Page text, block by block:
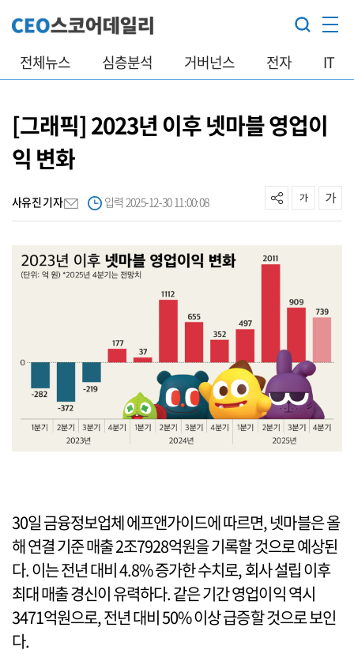
전체뉴스 심층분석 거버넌스 전자 IT
[그래픽] 2023년 이후 넷마블 영업이
익 변화
사유진 기자 입력 2025-12-30 11:00:08
30일 금융정보업체 에프앤가이드에 따르면, 넷마블은 올
해 연결 기준 매출 2조7928억원을 기록할 것으로 예상된
다. 이는 전년 대비 4.8% 증가한 수치로, 회사 설립 이후
최대 매출 경신이 유력하다. 같은 기간 영업이익 역시
3471억원으로, 전년 대비 50% 이상 급증할 것으로 보인
다.